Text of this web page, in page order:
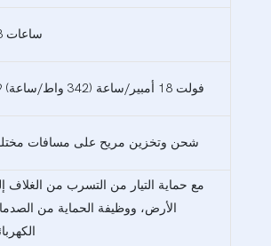
≥8 ساعات
19 فولت 18 أمبير/ساعة (342 واط/ساعة)
شحن وتخزين مريح على مسافات
مع حماية التيار من التسرب من الغلاف
الأرض، ووظيفة الحماية من